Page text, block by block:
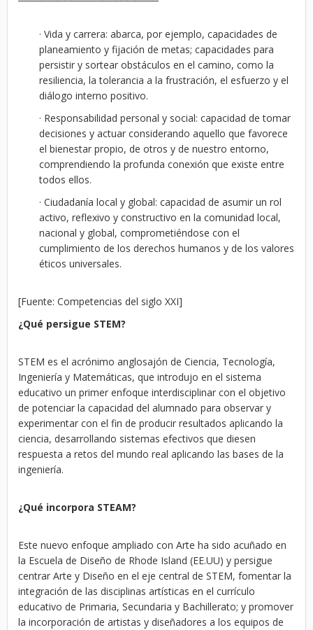
· Vida y carrera: abarca, por ejemplo, capacidades de
planeamiento y fijación de metas; capacidades para
persistir y sortear obstáculos en el camino, como la
resiliencia, la tolerancia a la frustración, el esfuerzo y el
diálogo interno positivo.
· Responsabilidad personal y social: capacidad de tomar
decisiones y actuar considerando aquello que favorece
el bienestar propio, de otros y de nuestro entorno,
comprendiendo la profunda conexión que existe entre
todos ellos.
· Ciudadanía local y global: capacidad de asumir un rol
activo, reflexivo y constructivo en la comunidad local,
nacional y global, comprometiéndose con el
cumplimiento de los derechos humanos y de los valores
éticos universales.
[Fuente: Competencias del siglo XXI]
¿Qué persigue STEM?
STEM es el acrónimo anglosajón de Ciencia, Tecnología,
Ingeniería y Matemáticas, que introdujo en el sistema
educativo un primer enfoque interdisciplinar con el objetivo
de potenciar la capacidad del alumnado para observar y
experimentar con el fin de producir resultados aplicando la
ciencia, desarrollando sistemas efectivos que diesen
respuesta a retos del mundo real aplicando las bases de la
ingeniería.
¿Qué incorpora STEAM?
Este nuevo enfoque ampliado con Arte ha sido acuñado en
la Escuela de Diseño de Rhode Island (EE.UU) y persigue
centrar Arte y Diseño en el eje central de STEM, fomentar la
integración de las disciplinas artísticas en el currículo
educativo de Primaria, Secundaria y Bachillerato; y promover
la incorporación de artistas y diseñadores a los equipos de